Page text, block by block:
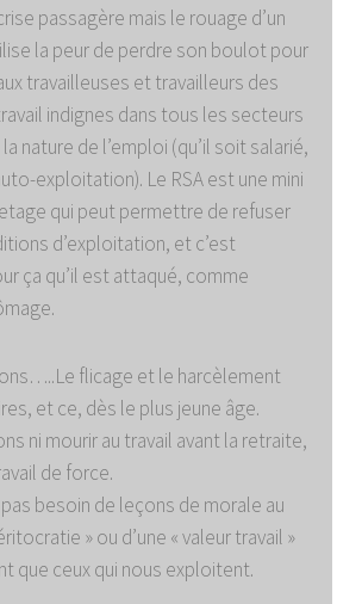
passagère mais le rouage d’un
la peur de perdre son boulot pour
travailleuses et travailleurs des
indignes dans tous les secteurs
nature de l’emploi (qu’il soit salarié,
exploitation). Le RSA est une mini
qui peut permettre de refuser
d’exploitation, et c’est
ça qu’il est attaqué, comme
flicage et le harcèlement
et ce, dès le plus jeune âge.
ni mourir au travail avant la retraite,
de force.
pas besoin de leçons de morale au
» ou d’une « valeur travail »
que ceux qui nous exploitent.